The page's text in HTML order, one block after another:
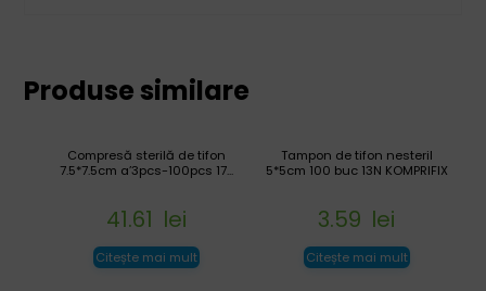
Produse similare
Tampon de tifon nesteril
5*5cm 100 buc 13N KOMPRIFIX
3.59 lei
Citește mai mult
Compresă sterilă de tifon
7.5*7.5cm a’3pcs-100pcs 17...
41.61 lei
Citește mai mult